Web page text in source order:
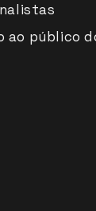
ao público